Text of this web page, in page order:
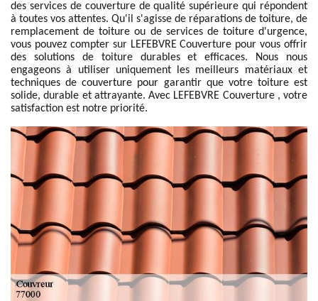
des services de couverture de qualité supérieure qui répondent
à toutes vos attentes. Qu'il s'agisse de réparations de toiture, de
remplacement de toiture ou de services de toiture d'urgence,
vous pouvez compter sur LEFEBVRE Couverture pour vous offrir
des solutions de toiture durables et efficaces. Nous nous
engageons à utiliser uniquement les meilleurs matériaux et
techniques de couverture pour garantir que votre toiture est
solide, durable et attrayante. Avec LEFEBVRE Couverture , votre
satisfaction est notre priorité.